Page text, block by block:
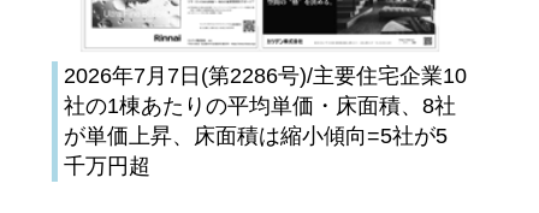
2026年7月7日(第2286号)/主要住宅企業10
社の1棟あたりの平均単価・床面積、8社
が単価上昇、床面積は縮小傾向=5社が5
千万円超